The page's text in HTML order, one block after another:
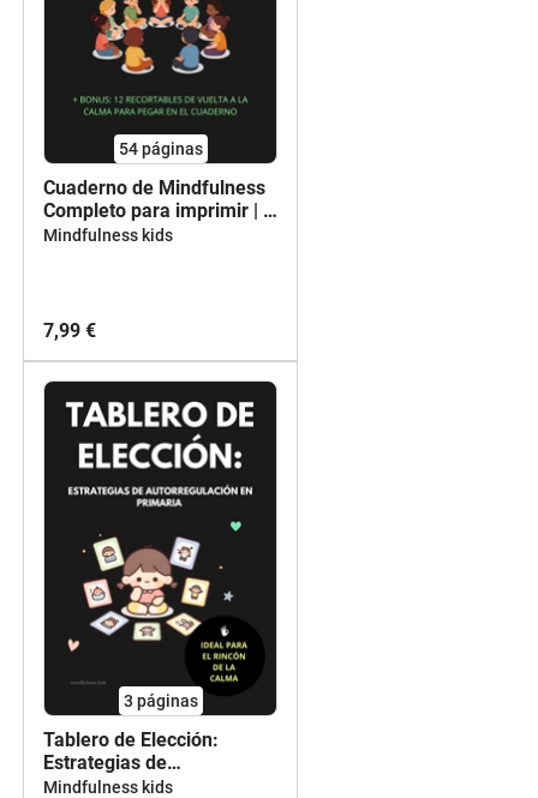
54páginas
Cuaderno de Mindfulness
Completo para imprimir | +
bonus: 12 recortables de
Mindfulness kids
7,99 €
3 páginas
Tablero de Elección:
Estrategias de
Autorregulación en
Mindfulness kids